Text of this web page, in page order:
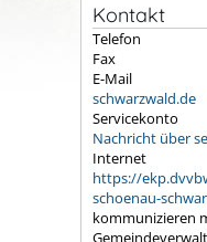
Kontakt
Telefon
Fax
E-Mail
schwarzwald.de
Servicekonto
Nachricht über
Internet
https://
schoenau-
kommunizieren